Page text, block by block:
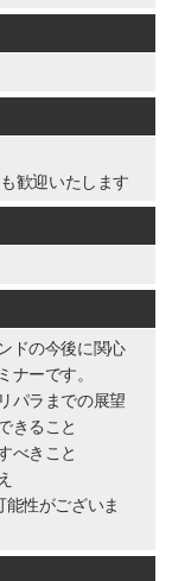
歓迎いたします
ドの今後に関心
ーです。
パラまでの展望
きること
べきこと
性がございま